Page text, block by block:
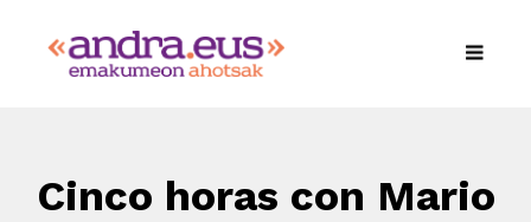
Cinco horas con Mario